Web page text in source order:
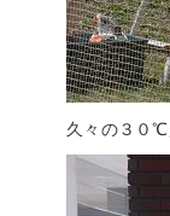
久々の３０℃